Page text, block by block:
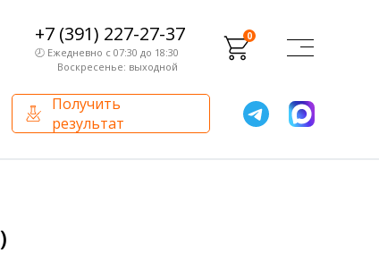
+7 (391) 227-27-37
🕗 Ежедневно с 07:30 до 18:30
Воскресенье: выходной
0
Получить
результат
и лицензии